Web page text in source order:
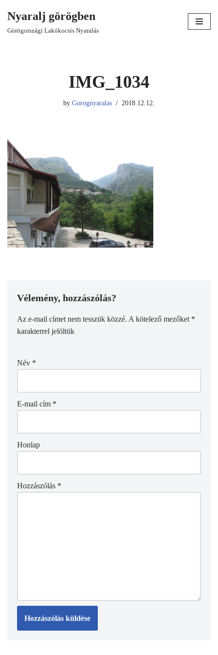
Skip
Nyaralj görögben
Görögországi Lakókocsis Nyaralás
IMG_1034
by Gorognyaralas 2018.12.12.
Vélemény, hozzászólás?
Az e-mail címet nem tesszük közzé. A kötelező mezőket *
karakterrel jelöltük
Név *
E-mail cím *
Honlap
Hozzászólás *